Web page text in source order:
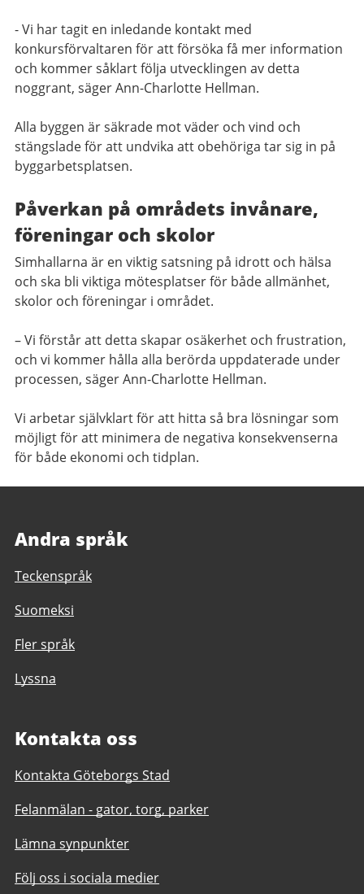
- Vi har tagit en inledande kontakt med
konkursförvaltaren för att försöka få mer information
och kommer såklart följa utvecklingen av detta
noggrant, säger Ann-Charlotte Hellman.
Alla byggen är säkrade mot väder och vind och
stängslade för att undvika att obehöriga tar sig in på
byggarbetsplatsen.
Påverkan på områdets invånare,
föreningar och skolor
Simhallarna är en viktig satsning på idrott och hälsa
och ska bli viktiga mötesplatser för både allmänhet,
skolor och föreningar i området.
– Vi förstår att detta skapar osäkerhet och frustration,
och vi kommer hålla alla berörda uppdaterade under
processen, säger Ann-Charlotte Hellman.
Vi arbetar självklart för att hitta så bra lösningar som
möjligt för att minimera de negativa konsekvenserna
för både ekonomi och tidplan.
Andra språk
Teckenspråk
Suomeksi
Fler språk
Lyssna
Kontakta oss
Kontakta Göteborgs Stad
Felanmälan - gator, torg, parker
Lämna synpunkter
Följ oss i sociala medier